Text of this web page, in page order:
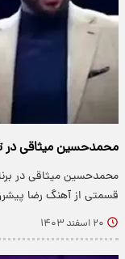
محمدحسین میثاقی در
قسمتی از آهنگ رضا
۲۰ اسفند ۱۴۰۳